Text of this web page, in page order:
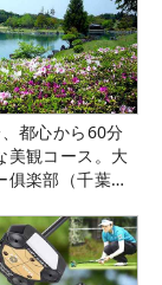
都心から60分
美観コース。大
俱楽部（千葉